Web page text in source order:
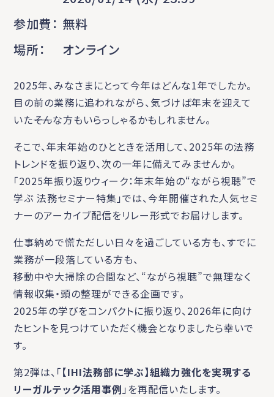
参加費
無料
場所
オンライン
2025年、みなさまにとって今年はどんな1年でしたか。
目の前の業務に追われながら、気づけば年末を迎えて
いた――そんな方もいらっしゃるかもしれません。
そこで、年末年始のひとときを活用して、2025年の法務
トレンドを振り返り、次の一年に備えてみませんか。
「2025年振り返りウィーク：年末年始の“ながら視聴”で
学ぶ 法務セミナー特集」では、今年開催された人気セミ
ナーのアーカイブ配信をリレー形式でお届けします。
仕事納めで慌ただしい日々を過ごしている方も、すでに
業務が一段落している方も、
移動中や大掃除の合間など、“ながら視聴”で無理なく
情報収集・頭の整理ができる企画です。
2025年の学びをコンパクトに振り返り、2026年に向け
たヒントを見つけていただく機会となりましたら幸いで
す。
第2弾は、「【IHI法務部に学ぶ】組織力強化を実現する
リーガルテック活用事例 」を再配信いたします。